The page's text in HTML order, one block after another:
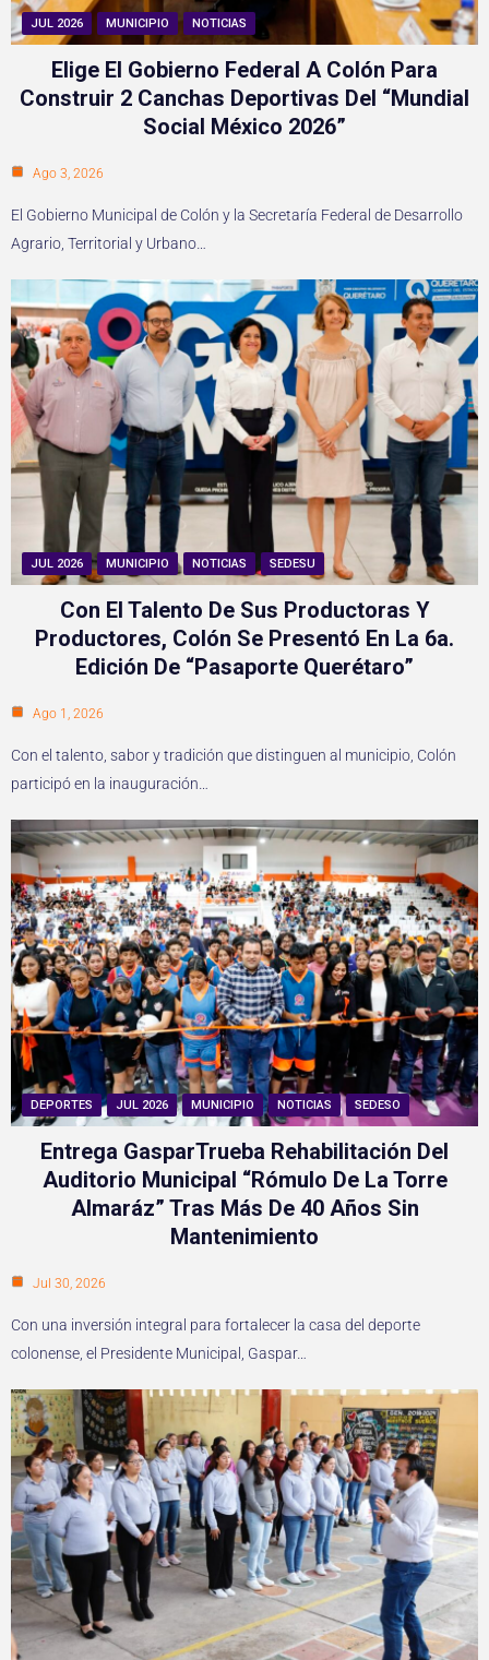
JUL 2026 MUNICIPIO NOTICIAS
Elige El Gobierno Federal A Colón Para
Construir 2 Canchas Deportivas Del “Mundial
Social México 2026”
Ago 3, 2026
El Gobierno Municipal de Colón y la Secretaría Federal de Desarrollo
Agrario, Territorial y Urbano…
JUL 2026 MUNICIPIO NOTICIAS SEDESU
Con El Talento De Sus Productoras Y
Productores, Colón Se Presentó En La 6a.
Edición De “Pasaporte Querétaro”
Ago 1, 2026
Con el talento, sabor y tradición que distinguen al municipio, Colón
participó en la inauguración…
DEPORTES JUL 2026 MUNICIPIO NOTICIAS SEDESO
Entrega GasparTrueba Rehabilitación Del
Auditorio Municipal “Rómulo De La Torre
Almaráz” Tras Más De 40 Años Sin
Mantenimiento
Jul 30, 2026
Con una inversión integral para fortalecer la casa del deporte
colonense, el Presidente Municipal, Gaspar…